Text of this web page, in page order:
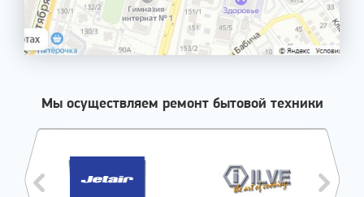
Мы осуществляем ремонт бытовой техники